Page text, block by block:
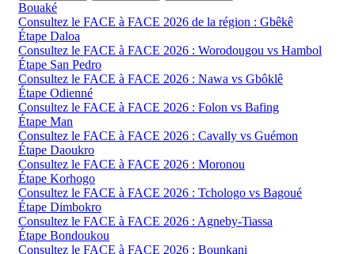
Bouaké
Consultez le FACE à FACE 2026 de la région : Gbêkê
Étape Daloa
Consultez le FACE à FACE 2026 : Worodougou vs Hambol
Étape San Pedro
Consultez le FACE à FACE 2026 : Nawa vs Gbôklê
Étape Odienné
Consultez le FACE à FACE 2026 : Folon vs Bafing
Étape Man
Consultez le FACE à FACE 2026 : Cavally vs Guémon
Étape Daoukro
Consultez le FACE à FACE 2026 : Moronou
Étape Korhogo
Consultez le FACE à FACE 2026 : Tchologo vs Bagoué
Étape Dimbokro
Consultez le FACE à FACE 2026 : Agneby-Tiassa
Étape Bondoukou
Consultez le FACE à FACE 2026 : Bounkani